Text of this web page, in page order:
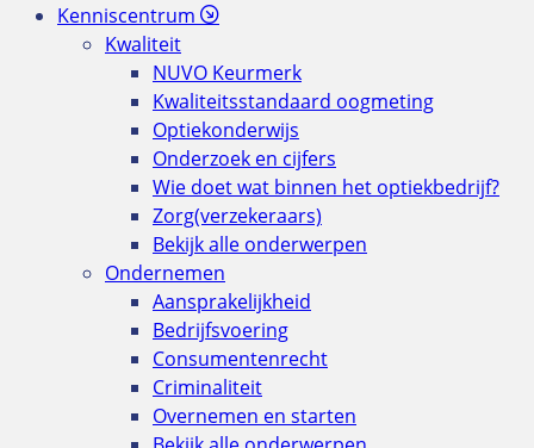
Kenniscentrum
Kwaliteit
NUVO Keurmerk
Kwaliteitsstandaard oogmeting
Optiekonderwijs
Onderzoek en cijfers
Wie doet wat binnen het optiekbedrijf?
Zorg(verzekeraars)
Bekijk alle onderwerpen
Ondernemen
Aansprakelijkheid
Bedrijfsvoering
Consumentenrecht
Criminaliteit
Overnemen en starten